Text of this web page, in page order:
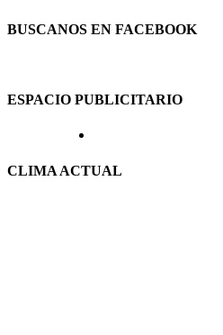
BUSCANOS EN FACEBOOK
ESPACIO PUBLICITARIO
CLIMA ACTUAL